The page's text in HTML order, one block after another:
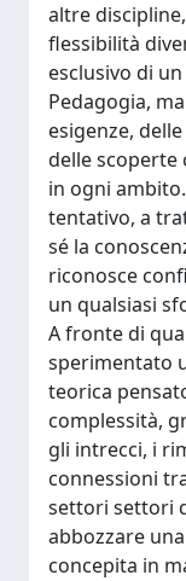
altre
flessibilità
esclusivo di
Pedagogia,
esigenze,
delle scoperte
in ogni
tentativo, a
sé la
riconosce
un qualsiasi
A fronte di
sperimentato
teorica
complessità,
gli intrecci, i
connessioni
settori settori
abbozzare
concepita in